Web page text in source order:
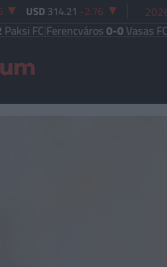
USD 314.21 -2.76
|Ferencváros0-0Vasas FC|